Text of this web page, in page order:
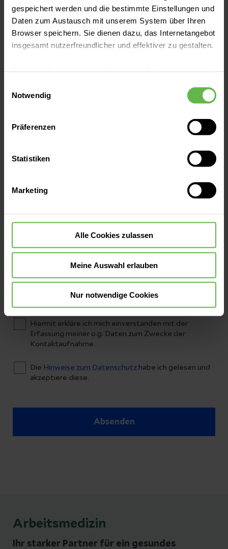
gespeichert werden und die bestimmte Einstellungen und
Daten zum Austausch mit unserem System über Ihren
Browser speichern. Sie dienen dazu, das Internetangebot
insgesamt nutzerfreundlicher und effektiver zu gestalten.
eingesetzt werden.
Es steht Ihnen frei, unsere Seite mit nur den notwendigen
Cookies zu benutzen, eine individuelle Auswahl
oder durch Auswahl von „Alle Cookies akzeptieren“ in die
widerrufen.
Notwendig
Präferenzen
Statistiken
Marketing
Alle Cookies zulassen
Meine Auswahl erlauben
Nur notwendige Cookies
*Anrede
*E-Mail-Adresse
*Einwilligung & Datenschutzerklärung
Hiermit erkläre ich mich einverstanden mit der
Erfassung meiner o.g. Daten zum Zwecke der
Kontaktaufnahme.
Die Hinweise zum Datenschutz habe ich gelesen und
akzeptiere diese.
Absenden
Arbeitsmedizin
Ihr starker Partner für ein gesundes